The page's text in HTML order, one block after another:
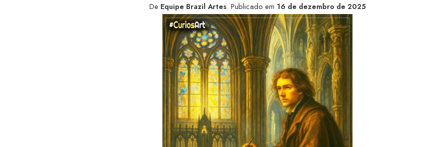
De Equipe Brazil Artes. Publicado em 16 de dezembro de 2025